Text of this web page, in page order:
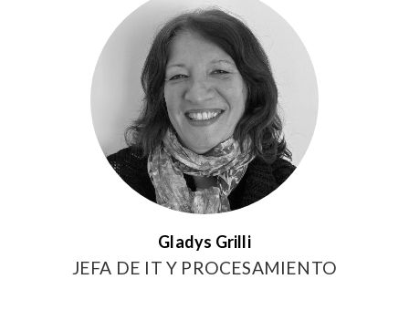
Gladys Grilli
JEFA DE IT Y PROCESAMIENTO